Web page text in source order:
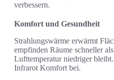
verbessern.
Komfort und Gesundheit
Strahlungswärme erwärmt
empfinden Räume schneller
Lufttemperatur niedriger
Infrarot Komfort bei.